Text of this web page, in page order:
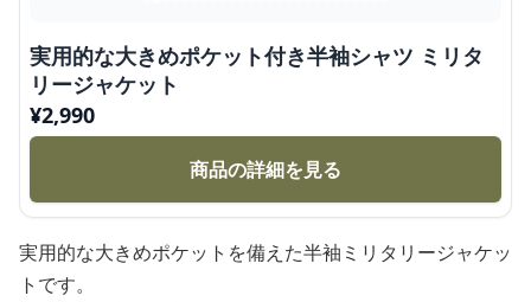
実用的な大きめポケット付き半袖シャツ ミリタ
リージャケット
¥2,990
商品の詳細を見る
実用的な大きめポケットを備えた半袖ミリタリージャケッ
トです。